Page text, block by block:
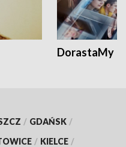
DorastaMy
/ GDAŃSK /
/ KIELCE /